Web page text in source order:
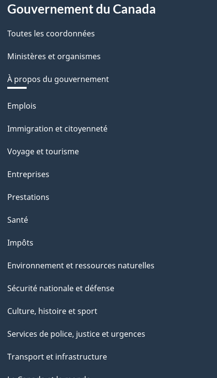
Gouvernement du Canada
Toutes les coordonnées
Ministères et organismes
À propos du gouvernement
Thèmes
sujets
Emplois
Immigration et citoyenneté
Voyage et tourisme
Entreprises
Prestations
Santé
Impôts
Environnement et ressources naturelles
Sécurité nationale et défense
Culture, histoire et sport
Services de police, justice et urgences
Transport et infrastructure